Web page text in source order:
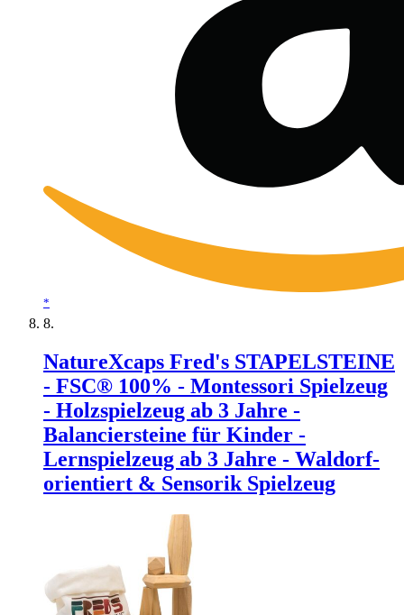
*
NatureXcaps Fred's STAPELSTEINE
- FSC® 100% - Montessori Spielzeug
- Holzspielzeug ab 3 Jahre -
Balanciersteine für Kinder -
Lernspielzeug ab 3 Jahre - Waldorf-
orientiert & Sensorik Spielzeug